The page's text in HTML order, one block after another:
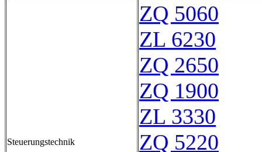
Steuerungstechnik
ZQ 5060
ZL 6230
ZQ 2650
ZQ 1900
ZL 3330
ZQ 5220